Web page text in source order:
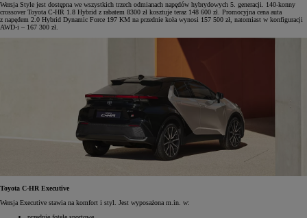
Wersja Style jest dostępna we wszystkich trzech odmianach napędów hybrydowych 5. generacji. 140-konny
crossover Toyota C-HR 1.8 Hybrid z rabatem 8300 zł kosztuje teraz 148 600 zł. Promocyjna cena auta
z napędem 2.0 Hybrid Dynamic Force 197 KM na przednie koła wynosi 157 500 zł, natomiast w konfiguracji
AWD-i – 167 300 zł.
Toyota C-HR Executive
Wersja Executive stawia na komfort i styl. Jest wyposażona m.in. w: